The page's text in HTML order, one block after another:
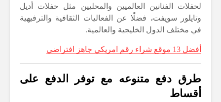
لحفلات الفنانين العالميين والمحليين مثل حفلات أديل
وتايلور سويفت، فضلًا عن الفعاليات الثقافية والترفيهية
في مختلف الدول الخليجية والعالمية.
أفضل 13 موقع شراء رقم امريكي جاهز افتراضي
طرق دفع متنوعه مع توفر الدفع على
أقساط